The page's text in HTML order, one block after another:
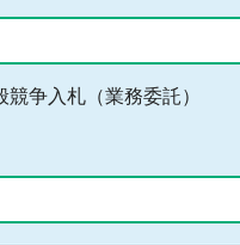
競争入札（業務委託）